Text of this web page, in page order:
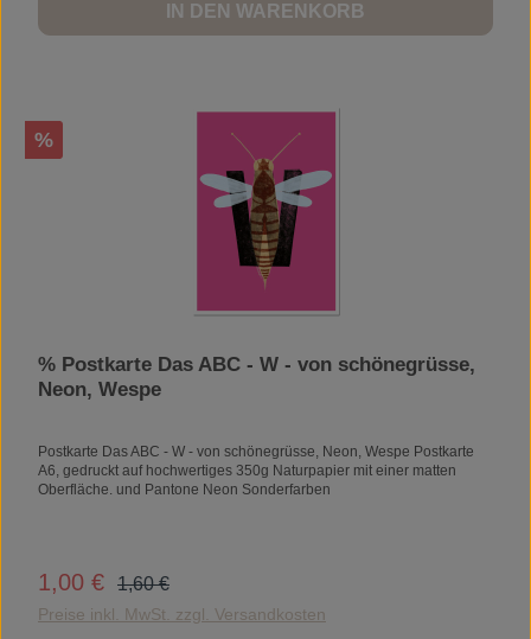
IN DEN WARENKORB
Rabatt
%
% Postkarte Das ABC - W - von schönegrüsse,
Neon, Wespe
Postkarte Das ABC - W - von schönegrüsse, Neon, Wespe Postkarte
A6, gedruckt auf hochwertiges 350g Naturpapier mit einer matten
Oberfläche. und Pantone Neon Sonderfarben
Verkaufspreis:
1,00 € Regulärer Preis:
1,60 €
Preise inkl. MwSt. zzgl. Versandkosten